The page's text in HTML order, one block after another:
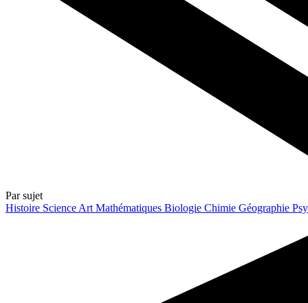
Par sujet
Histoire Science Art Mathématiques Biologie Chimie Géographie